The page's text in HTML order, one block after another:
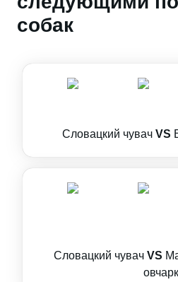
собак
Словацкий чувач VS
Словацкий чувач VS